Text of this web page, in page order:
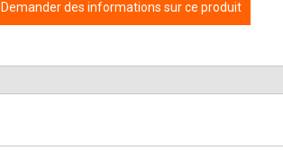
Demander des informations sur ce produit